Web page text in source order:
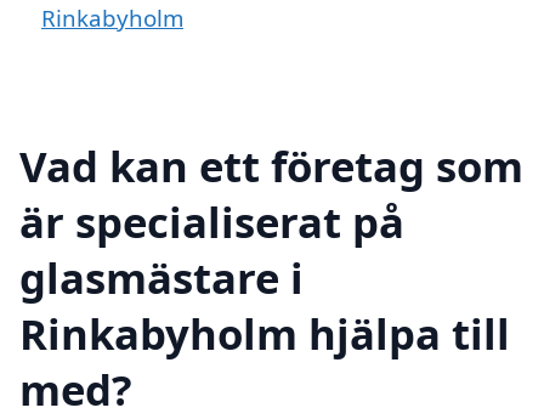
Rinkabyholm
Vad kan ett företag som
är specialiserat på
glasmästare i
Rinkabyholm hjälpa till
med?